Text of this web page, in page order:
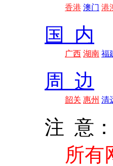
香港 澳门 港
国 内
广西 湖南 福
周 边
韶关 惠州 清
注 意：
所有